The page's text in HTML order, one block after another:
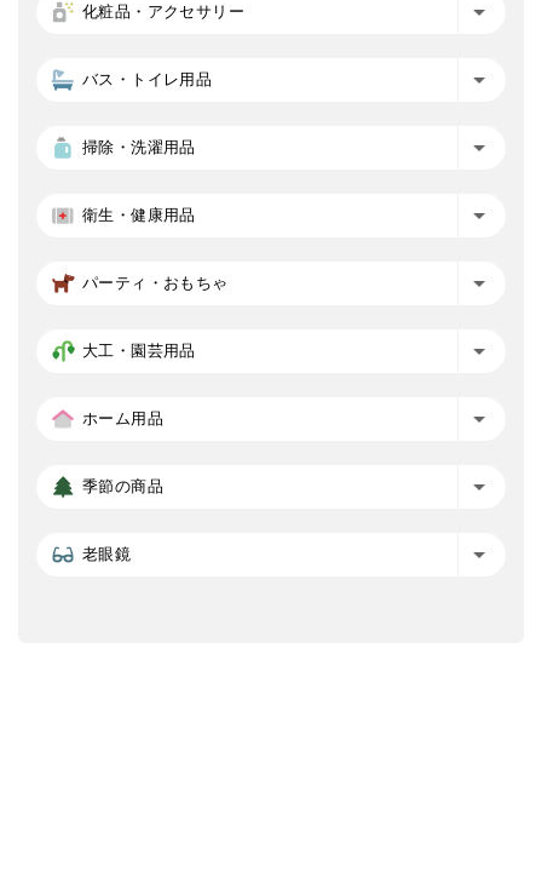
化粧品・アクセサリー
バス・トイレ用品
掃除・洗濯用品
衛生・健康用品
パーティ・おもちゃ
大工・園芸用品
ホーム用品
季節の商品
老眼鏡